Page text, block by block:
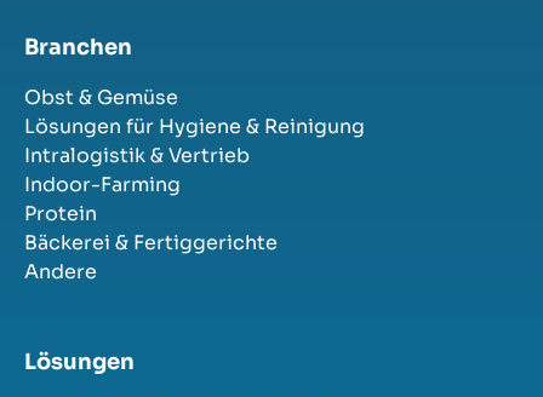
Branchen
Obst & Gemüse
Lösungen für Hygiene & Reinigung
Intralogistik & Vertrieb
Indoor-Farming
Protein
Bäckerei & Fertiggerichte
Andere
Lösungen